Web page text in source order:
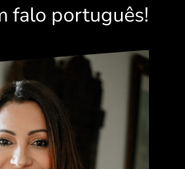
falo português!